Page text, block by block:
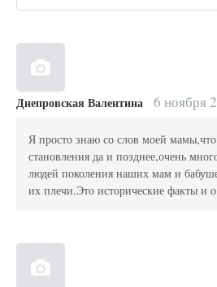
Днепровская Валентина 6 ноября
Я просто знаю со слов моей
становления да и позднее,очень
людей поколения наших мам и
их плечи.Это исторические факты и